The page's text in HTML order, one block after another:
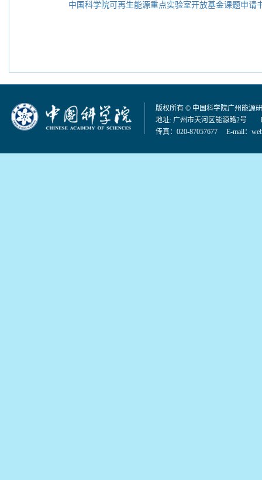
中国科学院可再生能源重点实验室开放基金课题申请
版权所有 © 中国科学院广州能源
地址: 广州市天河区能源路2号
传真：020-87057677 E-mail：